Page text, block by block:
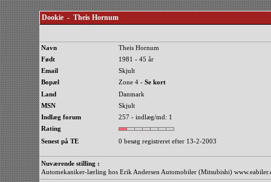
Dookie - Theis Hornum
Navn
Theis Hornum
Født
1981 - 45 år
Email
Skjult
Bopæl
Zone 4 - Se kort
Land
Danmark
MSN
Skjult
Indlæg forum
257 - indlæg/md: 1
Rating
Senest på TE
0 besøg registreret efter 13-2-2003
Nuværende stilling :
Automekaniker-lærling hos Erik Andersen Automobiler (Mitsubishi)